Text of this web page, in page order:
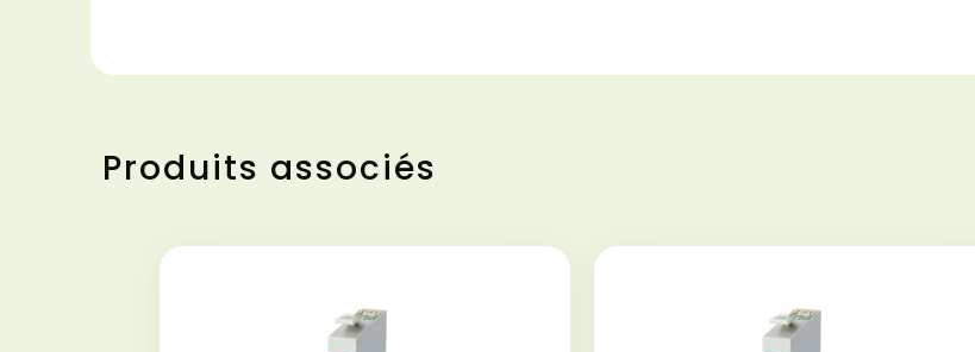
Produits associés